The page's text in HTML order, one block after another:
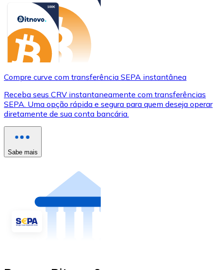
Compre curve com transferência SEPA instantânea
Receba seus CRV instantaneamente com transferências
SEPA. Uma opção rápida e segura para quem deseja operar
diretamente de sua conta bancária.
Sabe mais